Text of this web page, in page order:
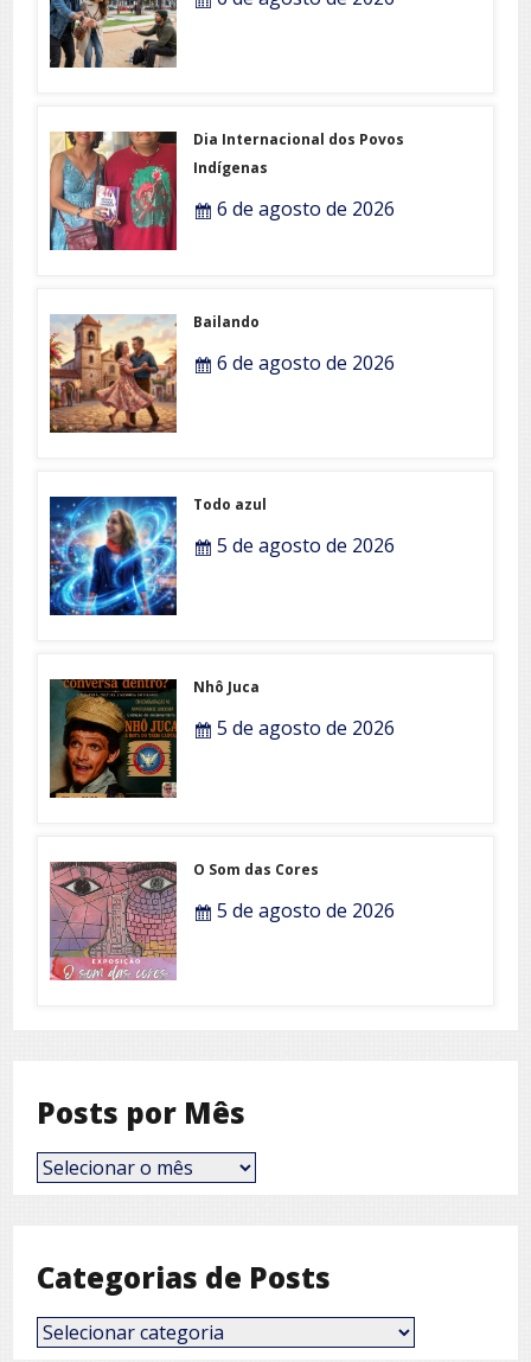
Dia Internacional dos Povos
Indígenas
6 de agosto de 2026
Bailando
6 de agosto de 2026
Todo azul
5 de agosto de 2026
Nhô Juca
5 de agosto de 2026
O Som das Cores
5 de agosto de 2026
Posts por Mês
Posts
por
Categorias de Posts
Categorias
de